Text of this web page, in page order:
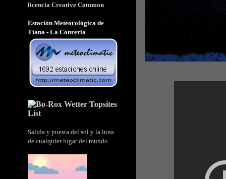
licencia Creative Common
Estación Meteorológica de
Tiana - La Conreria
Salida y puesta del sol y la luna
de cualquier lugar del mundo